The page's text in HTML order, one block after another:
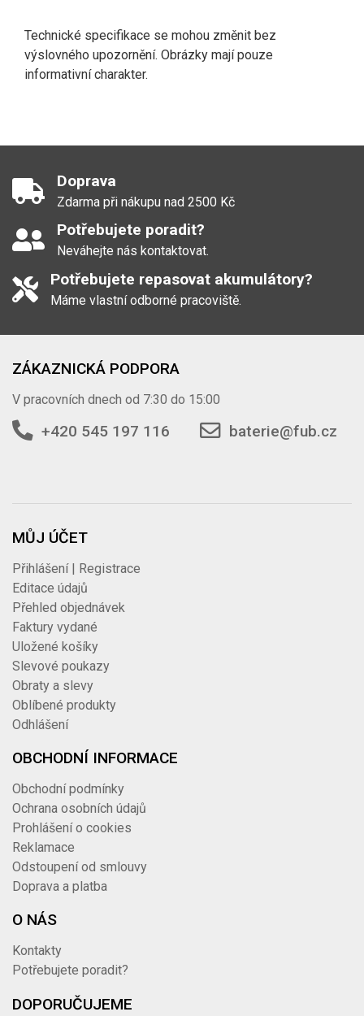
Technické specifikace se mohou změnit bez
výslovného upozornění. Obrázky mají pouze
informativní charakter.
Doprava
Zdarma při nákupu nad 2500 Kč
Potřebujete poradit?
Neváhejte nás kontaktovat.
Potřebujete repasovat akumulátory?
Máme vlastní odborné pracoviště.
ZÁKAZNICKÁ PODPORA
V pracovních dnech od 7:30 do 15:00
+420 545 197 116 baterie@fub.cz
MŮJ ÚČET
Přihlášení | Registrace
Editace údajů
Přehled objednávek
Faktury vydané
Uložené košíky
Slevové poukazy
Obraty a slevy
Oblíbené produkty
Odhlášení
OBCHODNÍ INFORMACE
Obchodní podmínky
Ochrana osobních údajů
Prohlášení o cookies
Reklamace
Odstoupení od smlouvy
Doprava a platba
O NÁS
Kontakty
Potřebujete poradit?
DOPORUČUJEME